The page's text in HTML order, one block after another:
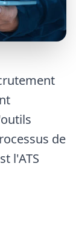
de
l'ATS